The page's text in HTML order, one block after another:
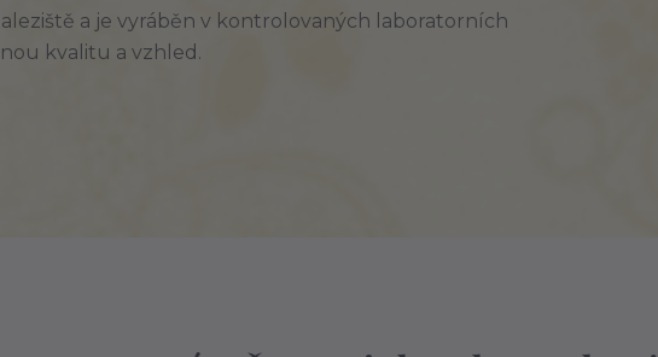
a je vyráběn v kontrolovaných laboratorních
kvalitu a vzhled.